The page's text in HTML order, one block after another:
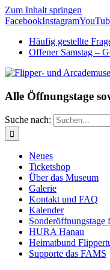
Zum Inhalt springen
FacebookInstagram
Häufig gestellte
Offener Samstag –
Alle Öffnungstage
Suche nach:
Neues
Ticketshop
Über das Museum
Galerie
Kontakt und FAQ
Kalender
Sonderöffnungstage
HURA Hanau
Heimatbund
Supporte das FAMS